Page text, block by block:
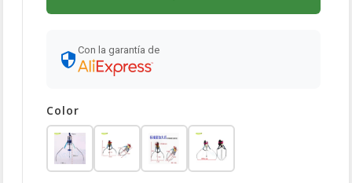
Con la garantía de
Color